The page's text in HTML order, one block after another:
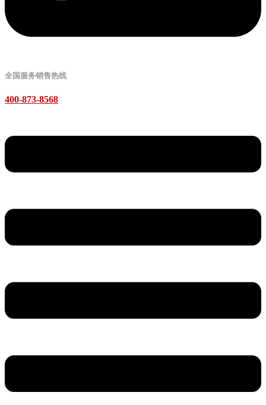
全国服务销售热线
400-873-8568